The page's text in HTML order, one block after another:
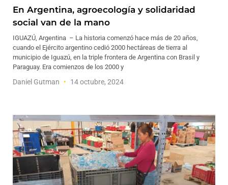
En Argentina, agroecología y solidaridad
social van de la mano
IGUAZÚ, Argentina – La historia comenzó hace más de 20 años,
cuando el Ejército argentino cedió 2000 hectáreas de tierra al
municipio de Iguazú, en la triple frontera de Argentina con Brasil y
Paraguay. Era comienzos de los 2000 y
Daniel Gutman 14 octubre, 2024